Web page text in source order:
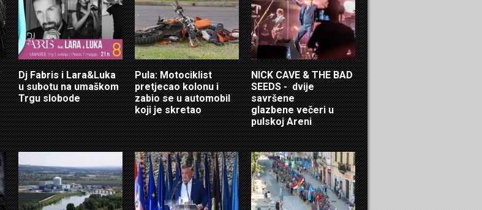
Dj Fabris i Lara&Luka
u subotu na umaškom
Trgu slobode
Pula: Motociklist
pretjecao kolonu i
zabio se u automobil
koji je skretao
NICK CAVE & THE BAD
SEEDS - dvije
savršene
glazbene večeri u
pulskoj Areni